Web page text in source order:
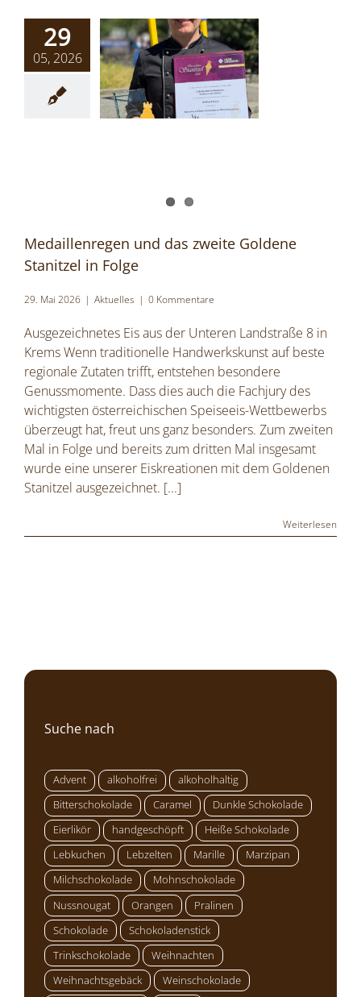
29
05, 2026
Medaillenregen und das zweite Goldene
Stanitzel in Folge
29. Mai 2026 | Aktuelles | 0 Kommentare
Ausgezeichnetes Eis aus der Unteren Landstraße 8 in
Krems Wenn traditionelle Handwerkskunst auf beste
regionale Zutaten trifft, entstehen besondere
Genussmomente. Dass dies auch die Fachjury des
wichtigsten österreichischen Speiseeis-Wettbewerbs
überzeugt hat, freut uns ganz besonders. Zum zweiten
Mal in Folge und bereits zum dritten Mal insgesamt
wurde eine unserer Eiskreationen mit dem Goldenen
Stanitzel ausgezeichnet. [...]
Weiterlesen
Suche nach
Advent alkoholfrei
alkoholhaltig
Bitterschokolade
Caramel
Dunkle Schokolade
Eierlikör
handgeschöpft
Heiße Schokolade
Lebkuchen
Lebzelten Marille
Marzipan
Milchschokolade
Mohnschokolade
Nussnougat
Orangen
Pralinen
Schokolade
Schokoladenstick
Trinkschokolade
Weihnachten
Weihnachtsgebäck
Weinschokolade